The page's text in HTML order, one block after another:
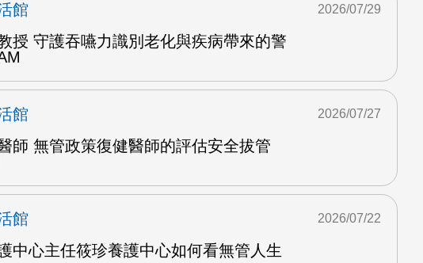
館
授 守護吞嚥力識別老化與疾病帶來的警
2026/07/29
館
師 無管政策復健醫師的評估安全拔管
2026/07/27
館
中心主任筱珍養護中心如何看無管人生
2026/07/22